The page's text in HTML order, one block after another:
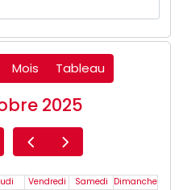
Mois Tableau
2025
Vendredi Samedi Dimanche